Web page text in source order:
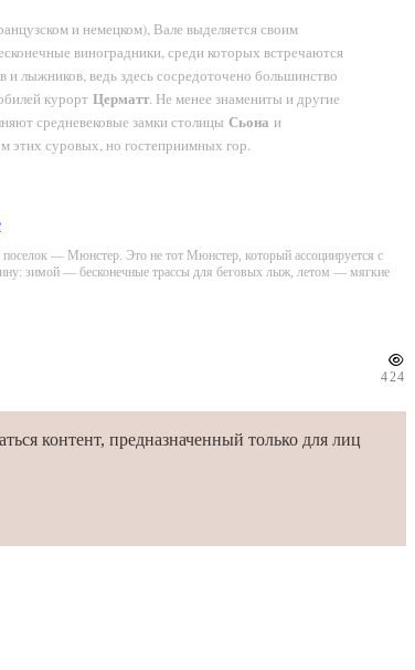
и немецком), Вале выделяется своим
виноградники, среди которых встречаются
лыжников, ведь здесь сосредоточено большинство
курорт Церматт. Не менее знамениты и другие
средневековые замки столицы Сьона и
этих суровых, но гостеприимных гор.
— Мюнстер. Это не тот Мюнстер, который ассоциируется с
зимой — бесконечные трассы для беговых лыж, летом — мягкие
424
контент, предназначенный только для лиц